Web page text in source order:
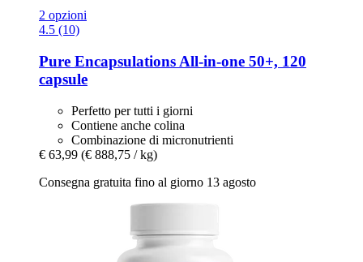
2 opzioni
4.5 (10)
Pure Encapsulations All-​in-​one 50+, 120
capsule
Perfetto per tutti i giorni
Contiene anche colina
Combinazione di micronutrienti
€ 63,99 (€ 888,75 / kg)
Consegna gratuita fino al giorno 13 agosto